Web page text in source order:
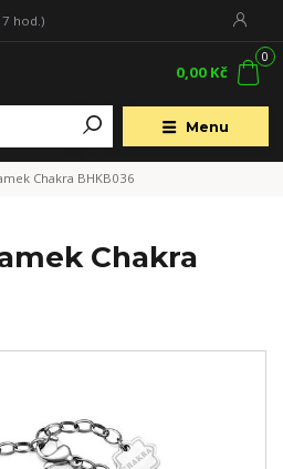
Menu
hod.)
0
0,00 Kč
Chakra BHKB036
Chakra